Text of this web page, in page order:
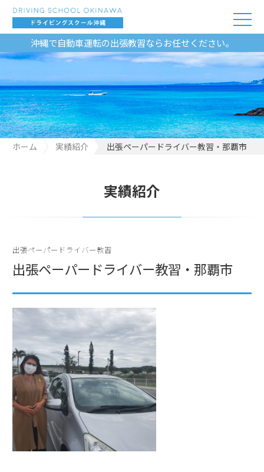
沖縄で自動車運転の出張教習ならお任せください。
ホーム 実績紹介 出張ペーパードライバー教習・那覇市
実績紹介
出張ペーパードライバー教習
出張ペーパードライバー教習・那覇市